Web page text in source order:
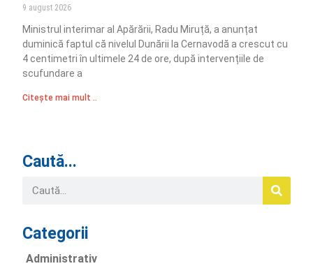
9 august 2026
Ministrul interimar al Apărării, Radu Miruță, a anunțat
duminică faptul că nivelul Dunării la Cernavodă a crescut cu
4 centimetri în ultimele 24 de ore, după intervențiile de
scufundare a
Citește mai mult ..
Caută...
Categorii
Administrativ